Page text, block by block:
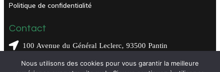
Politique de confidentialité
Contact
100 Avenue du Général Leclerc, 93500 Pantin
contact@autorecharge.fr
Nous utilisons des cookies pour vous garantir la meilleure